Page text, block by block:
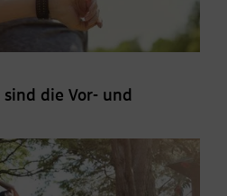
sind die Vor- und